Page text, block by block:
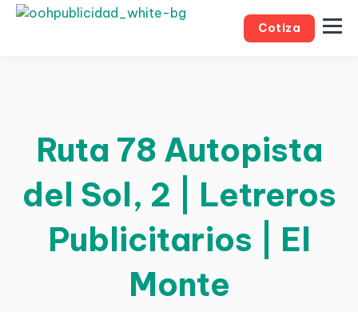
Cotiza
Ruta 78 Autopista
del Sol, 2 | Letreros
Publicitarios | El
Monte